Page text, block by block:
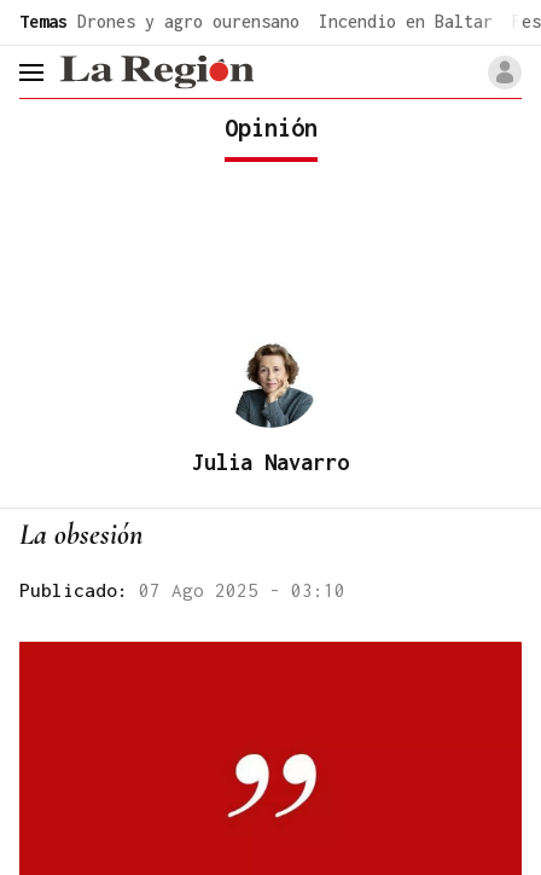
Temas Drones y agro ourensano Incendio en Baltar
header.menu.open
Opinión
Julia Navarro
La obsesión
Publicado: 07 Ago 2025 - 03:10